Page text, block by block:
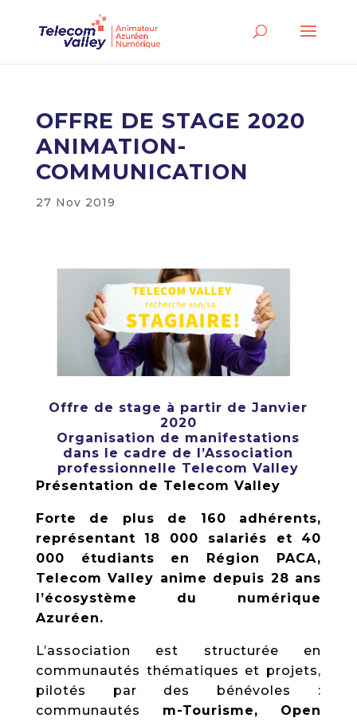
OFFRE DE STAGE 2020
ANIMATION-
COMMUNICATION
27 Nov 2019
Offre de stage à partir de Janvier
2020
Organisation de manifestations
dans le cadre de l’Association
professionnelle Telecom Valley
Présentation de Telecom Valley
Forte de plus de 160 adhérents,
représentant 18 000 salariés et 40
000 étudiants en Région PACA,
Telecom Valley anime depuis 28 ans
l’écosystème du numérique
Azuréen.
L’association est structurée en
communautés thématiques et projets,
pilotés par des bénévoles :
communautés m-Tourisme, Open